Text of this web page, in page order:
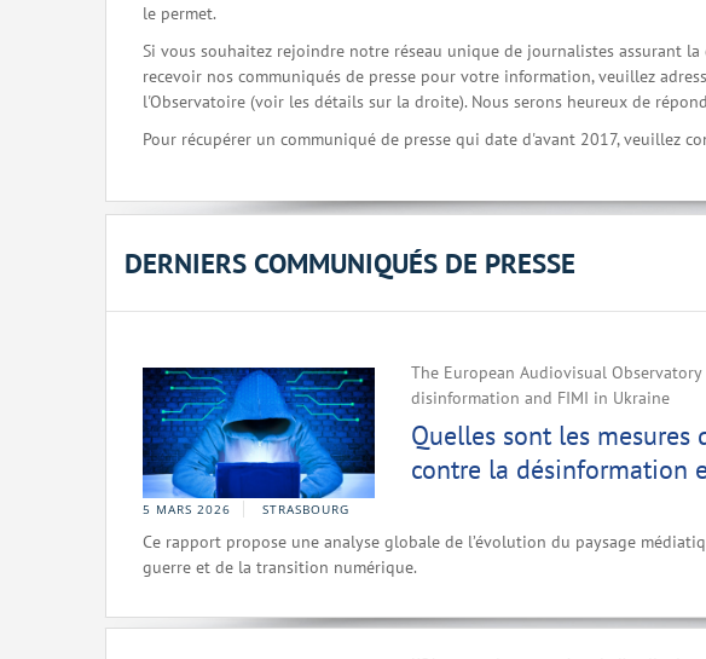
le permet.
Si vous souhaitez rejoindre notre réseau unique de journalistes assurant
recevoir nos communiqués de presse pour votre information, veuillez
l'Observatoire (voir les détails sur la droite). Nous serons heureux de
Pour récupérer un communiqué de presse qui date d'avant 2017, veuillez
DERNIERS COMMUNIQUÉS DE PRESSE
The European Audiovisual
disinformation and FIMI in Ukraine
Quelles sont les
contre la désinformation
5 MARS 2026 STRASBOURG
Ce rapport propose une analyse globale de l’évolution du paysage
guerre et de la transition numérique.